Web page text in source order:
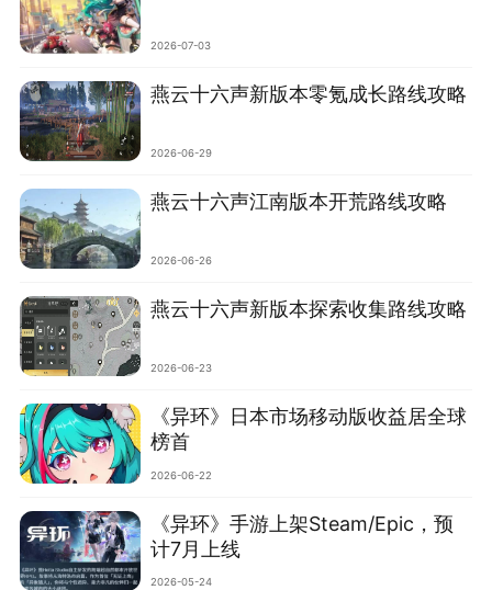
2026-07-03
燕云十六声新版本零氪成长路线攻略
2026-06-29
燕云十六声江南版本开荒路线攻略
2026-06-26
燕云十六声新版本探索收集路线攻略
2026-06-23
《异环》日本市场移动版收益居全球
榜首
2026-06-22
《异环》手游上架Steam/Epic，预
计7月上线
2026-05-24